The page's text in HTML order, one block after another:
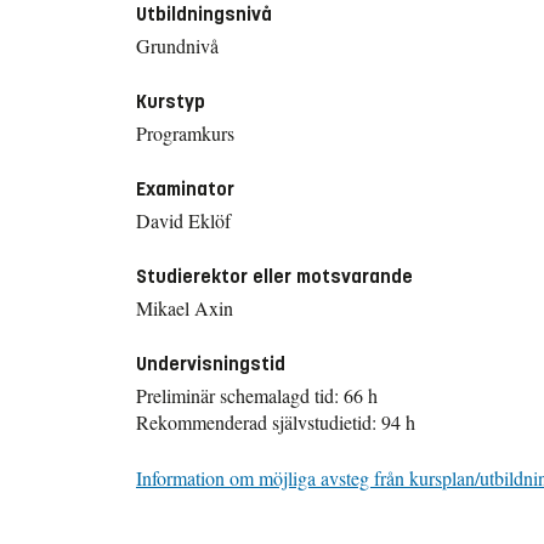
Utbildningsnivå
Grundnivå
Kurstyp
Programkurs
Examinator
David Eklöf
Studierektor eller motsvarande
Mikael Axin
Undervisningstid
Preliminär schemalagd tid: 66 h
Rekommenderad självstudietid: 94 h
Information om möjliga avsteg från kursplan/